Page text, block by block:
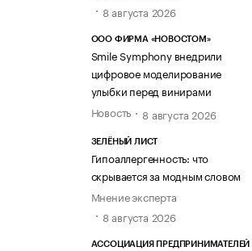
8 августа 2026
ООО ФИРМА «НОВОСТОМ»
Smile Symphony внедрили
цифровое моделирование
улыбки перед винирами
Новость
8 августа 2026
ЗЕЛЁНЫЙ ЛИСТ
Гипоаллергенность: что
скрывается за модным словом
Мнение эксперта
8 августа 2026
АССОЦИАЦИЯ ПРЕДПРИНИМАТЕЛЕЙ